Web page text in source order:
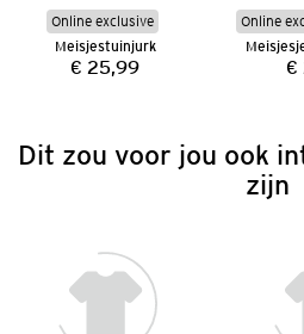
Online exclusive
Meisjestuinjurk
Prijs:
€ 25,99
Online
€
Dit zou voor jou ook
zijn